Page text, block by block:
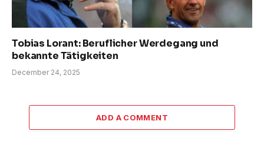
Tobias Lorant: Beruflicher Werdegang und
bekannte Tätigkeiten
December 24, 2025
ADD A COMMENT